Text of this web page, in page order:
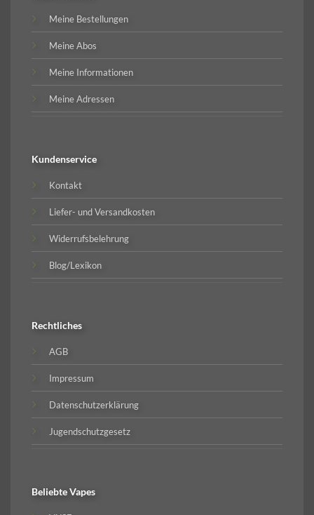
Meine Bestellungen
Meine Abos
Meine Informationen
Meine Adressen
Kundenservice
Kontakt
Liefer- und Versandkosten
Widerrufsbelehrung
Blog/Lexikon
Rechtliches
AGB
Impressum
Datenschutzerklärung
Jugendschutzgesetz
BeliebteVapes